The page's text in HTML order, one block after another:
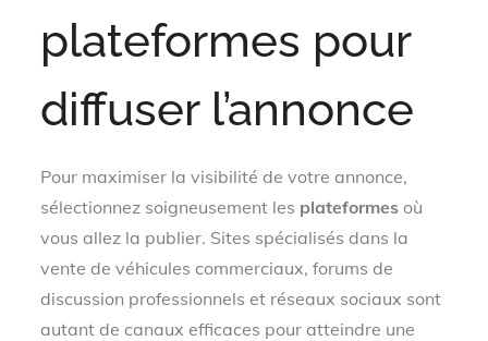
plateformes pour
diffuser l’annonce
Pour maximiser la visibilité de votre annonce,
sélectionnez soigneusement les plateformes où
vous allez la publier. Sites spécialisés dans la
vente de véhicules commerciaux, forums de
discussion professionnels et réseaux sociaux sont
autant de canaux efficaces pour atteindre une